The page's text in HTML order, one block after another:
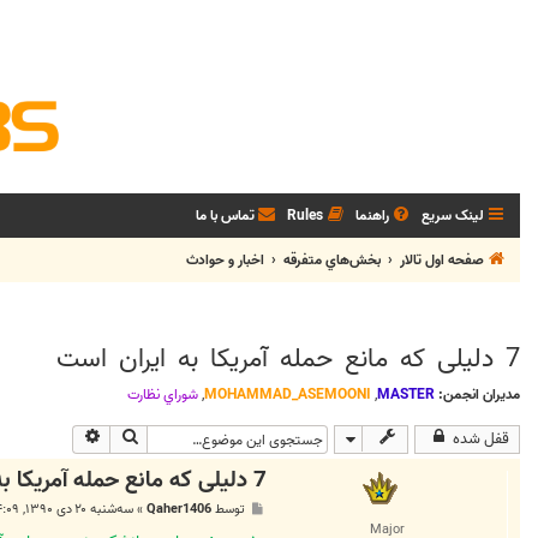
لینک سریع راهنما Rules
تماس با ما
صفحه اول تالار
بخش‌‌هاي متفرقه اخبار و حوادث
7 دلیلی که مانع حمله آمریکا به ایران است
مدیران انجمن: MASTER
,
MOHAMMAD_ASEMOONI
,شوراي نظارت
قفل شده جستجو
Major
7 دلیلی که مانع حمله آمریکا به ایران است
توسطQaher1406
»سه‌شنبه ۲۰ دی ۱۳۹۰, ۴:۰۹ ب.ظ